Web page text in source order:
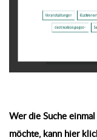
Wer die Suche
möchte, kann hier